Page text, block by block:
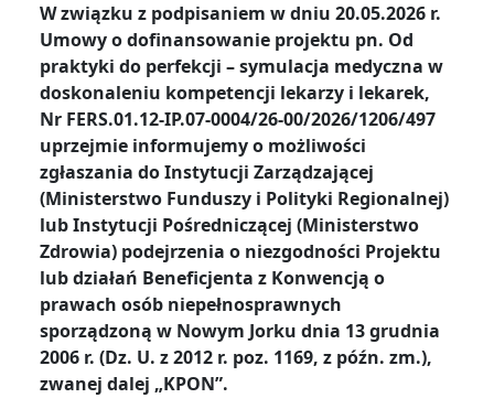
W związku z podpisaniem w dniu 20.05.2026 r.
Umowy o dofinansowanie projektu pn. Od
praktyki do perfekcji – symulacja medyczna w
doskonaleniu kompetencji lekarzy i lekarek,
Nr FERS.01.12-IP.07-0004/26-00/2026/1206/497
uprzejmie informujemy o możliwości
zgłaszania do Instytucji Zarządzającej
(Ministerstwo Funduszy i Polityki Regionalnej)
lub Instytucji Pośredniczącej (Ministerstwo
Zdrowia) podejrzenia o niezgodności Projektu
lub działań Beneficjenta z Konwencją o
prawach osób niepełnosprawnych
sporządzoną w Nowym Jorku dnia 13 grudnia
2006 r. (Dz. U. z 2012 r. poz. 1169, z późn. zm.),
zwanej dalej „KPON”.